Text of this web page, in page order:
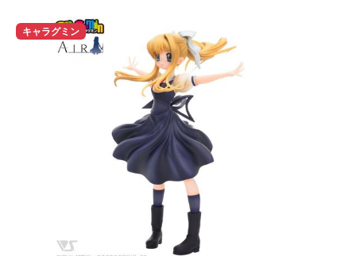
キャラグミン